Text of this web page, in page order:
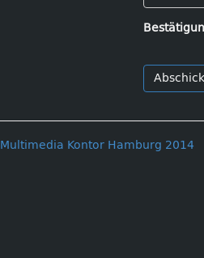
Multimedia Kontor Hamburg 2014